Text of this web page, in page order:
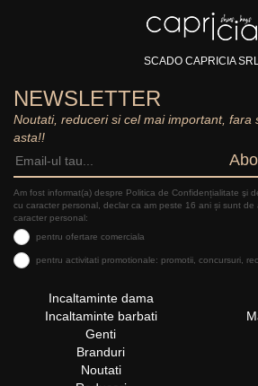
SCADO CAPRICIA SRL
NEWSLETTER
Noutati, reduceri si cel mai important, fara
asta!!
Am fost informat(a) despre Politica de Confidențialitate şi
cu caracter personal, declar ca am peste 16 ani și sunt de
caracter personal:
pentru ofertare comerciala
pentru activitati promotionale: promotii, concursuri,
Incaltaminte dama
Incaltaminte barbati
Genti
Branduri
Noutati